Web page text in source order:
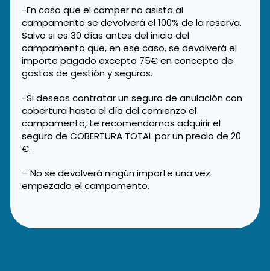
-En caso que el camper no asista al
campamento se devolverá el 100% de la reserva.
Salvo si es 30 días antes del inicio del
campamento que, en ese caso, se devolverá el
importe pagado excepto 75€ en concepto de
gastos de gestión y seguros.
-Si deseas contratar un seguro de anulación con
cobertura hasta el día del comienzo el
campamento, te recomendamos adquirir el
seguro de COBERTURA TOTAL por un precio de 20
€.
– No se devolverá ningún importe una vez
empezado el campamento.